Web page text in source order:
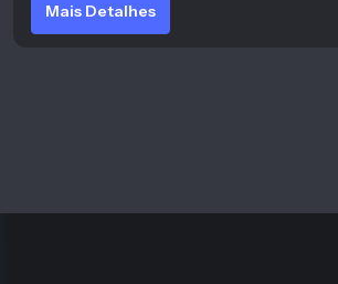
Mais Detalhes